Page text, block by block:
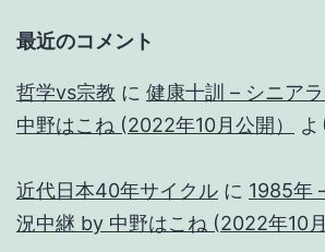
最近のコメント
哲学vs宗教 に 健康十訓 – シニア
中野はこね (2022年10月公開）
よ
近代日本40年サイクル に 1985年
況中継 by 中野はこね (2022年10月